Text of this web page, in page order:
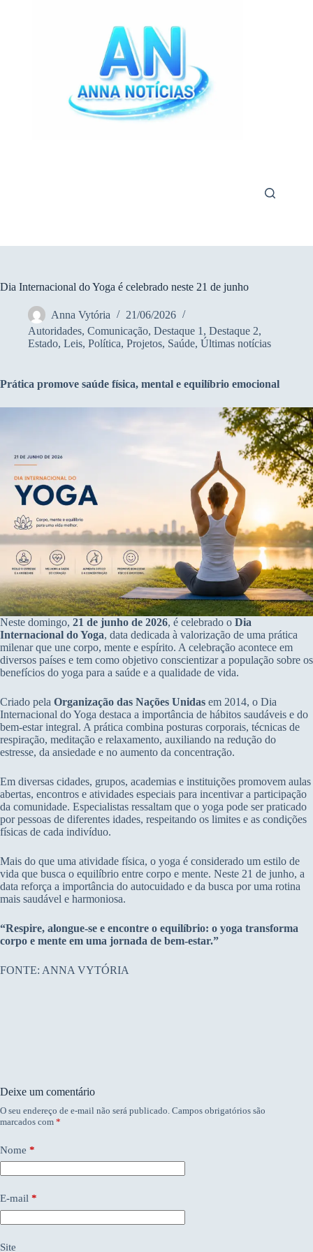
Dia Internacional do Yoga é celebrado neste 21 de junho
Anna Vytória
21/06/2026
Autoridades, Comunicação, Destaque 1 , Destaque 2,
Estado, Leis, Política, Projetos, Saúde, Últimas notícias
Prática promove saúde física, mental e equilíbrio emocional
Neste domingo, 21 de junho de 2026, é celebrado o Dia
Internacional do Yoga, data dedicada à valorização de uma prática
milenar que une corpo, mente e espírito. A celebração acontece em
diversos países e tem como objetivo conscientizar a população sobre os
benefícios do yoga para a saúde e a qualidade de vida.
Criado pela Organização das Nações Unidas em 2014, o Dia
Internacional do Yoga destaca a importância de hábitos saudáveis e do
bem-estar integral. A prática combina posturas corporais, técnicas de
respiração, meditação e relaxamento, auxiliando na redução do
estresse, da ansiedade e no aumento da concentração.
Em diversas cidades, grupos, academias e instituições promovem aulas
abertas, encontros e atividades especiais para incentivar a participação
da comunidade. Especialistas ressaltam que o yoga pode ser praticado
por pessoas de diferentes idades, respeitando os limites e as condições
físicas de cada indivíduo.
Mais do que uma atividade física, o yoga é considerado um estilo de
vida que busca o equilíbrio entre corpo e mente. Neste 21 de junho, a
data reforça a importância do autocuidado e da busca por uma rotina
mais saudável e harmoniosa.
“Respire, alongue-se e encontre o equilíbrio: o yoga transforma
corpo e mente em uma jornada de bem-estar.”
FONTE: ANNA VYTÓRIA
Deixe um comentário
O seu endereço de e-mail não será publicado. Campos obrigatórios são
marcados com *
Nome *
E-mail *
Site